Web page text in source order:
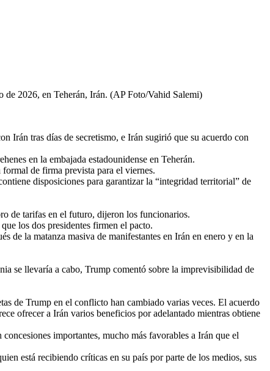
de 2026, en Teherán, Irán. (AP Foto/Vahid Salemi)
tras días de secretismo, e Irán sugirió que su acuerdo con
en la embajada estadounidense en Teherán.
de firma prevista para el viernes.
disposiciones para garantizar la “integridad territorial” de
de tarifas en el futuro, dijeron los funcionarios.
los dos presidentes firmen el pacto.
de la matanza masiva de manifestantes en Irán en enero y en la
se llevaría a cabo, Trump comentó sobre la imprevisibilidad de
de Trump en el conflicto han cambiado varias veces. El acuerdo
ofrecer a Irán varios beneficios por adelantado mientras obtiene
importantes, mucho más favorables a Irán que el
está recibiendo críticas en su país por parte de los medios, sus